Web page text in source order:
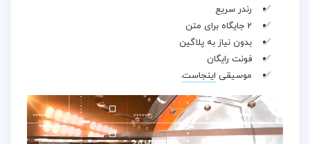
رندر سریع
2 جایگاه برای متن
بدون نیاز به پلاگین
فونت رایگان
موسیقی اینجاست.